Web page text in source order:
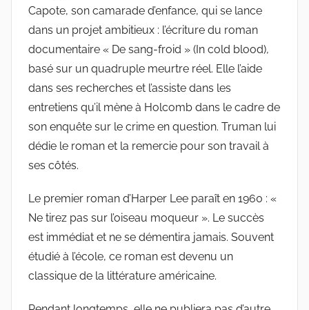
Capote, son camarade d’enfance, qui se lance
dans un projet ambitieux : l’écriture du roman
documentaire « De sang-froid » (In cold blood),
basé sur un quadruple meurtre réel. Elle l’aide
dans ses recherches et l’assiste dans les
entretiens qu’il mène à Holcomb dans le cadre de
son enquête sur le crime en question. Truman lui
dédie le roman et la remercie pour son travail à
ses côtés.
Le premier roman d’Harper Lee paraît en 1960 : «
Ne tirez pas sur l’oiseau moqueur ». Le succès
est immédiat et ne se démentira jamais. Souvent
étudié à l’école, ce roman est devenu un
classique de la littérature américaine.